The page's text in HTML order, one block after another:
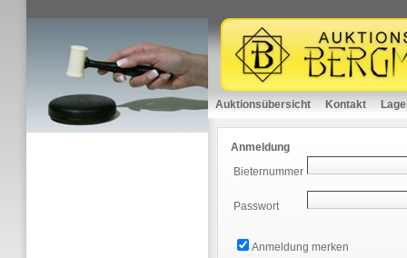
Auktionsübersicht Kontakt
Anmeldung
Bieternummer
Passwort
Anmeldung merken